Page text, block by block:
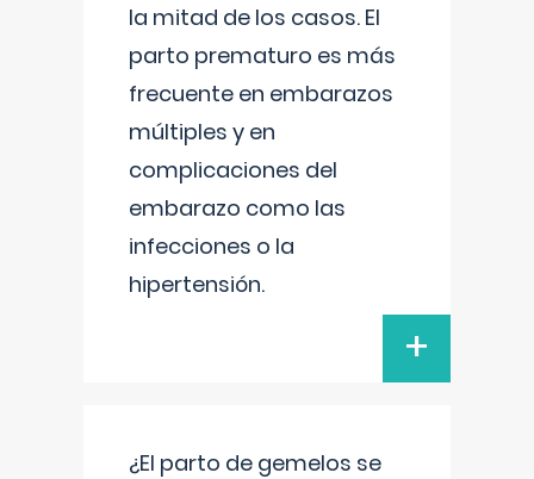
la mitad de los casos. El
parto prematuro es más
frecuente en embarazos
múltiples y en
complicaciones del
embarazo como las
infecciones o la
hipertensión.
+
¿El parto de gemelos se